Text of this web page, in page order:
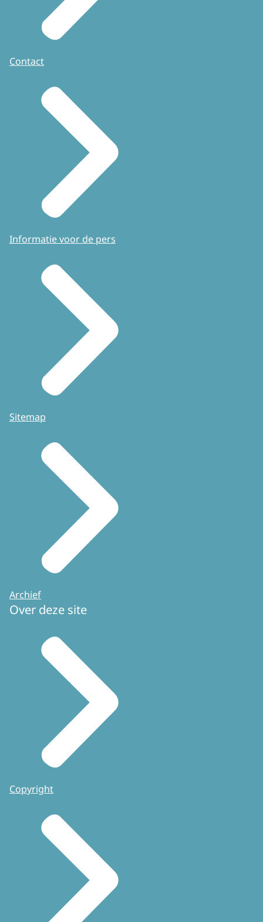
Contact
Informatie voor de pers
Sitemap
Archief
Over deze site
Copyright